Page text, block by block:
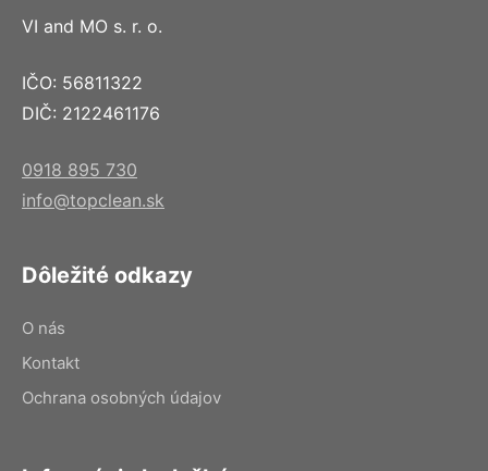
VI and MO s. r. o.
IČO: 56811322
DIČ: 2122461176
0918 895 730
info@topclean.sk
Dôležité odkazy
O nás
Kontakt
Ochrana osobných údajov